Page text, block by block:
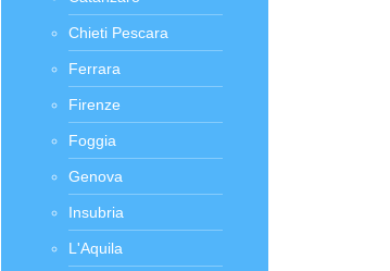
Chieti Pescara
Ferrara
Firenze
Foggia
Genova
Insubria
L'Aquila